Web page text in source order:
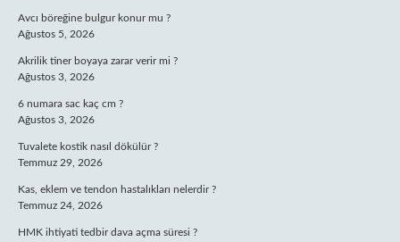
Avcı böreğine bulgur konur mu ?
Ağustos 5, 2026
Akrilik tiner boyaya zarar verir mi ?
Ağustos 3, 2026
6 numara sac kaç cm ?
Ağustos 3, 2026
Tuvalete kostik nasıl dökülür ?
Temmuz 29, 2026
Kas, eklem ve tendon hastalıkları nelerdir ?
Temmuz 24, 2026
HMK ihtiyati tedbir dava açma süresi ?